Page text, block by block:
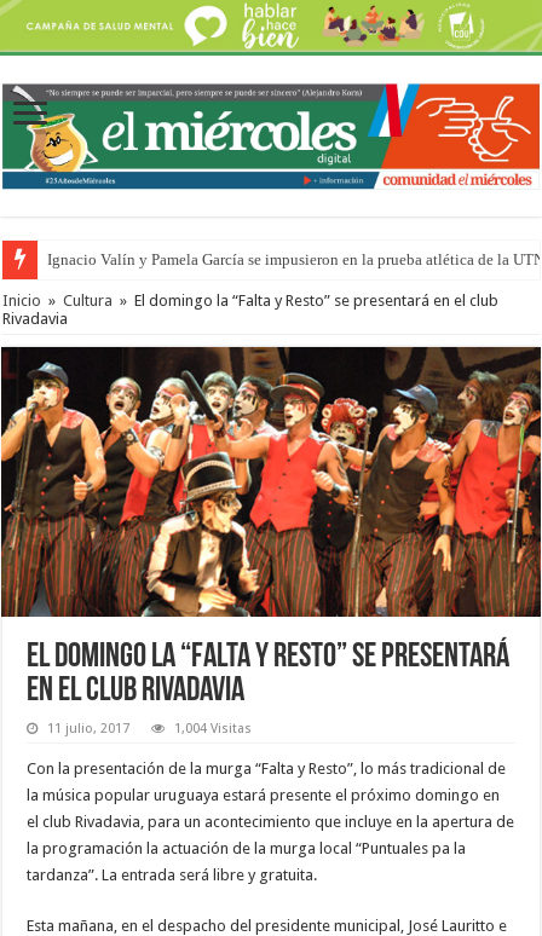
Ignacio Valín y Pamela García se impusieron en la prueba atlética de la
Inicio » Cultura » El domingo la “Falta y Resto” se presentará en el club
Rivadavia
El domingo la “Falta y Resto” se presentará
en el club Rivadavia
11 julio, 2017 1,004 Visitas
Con la presentación de la murga “Falta y Resto”, lo más tradicional de
la música popular uruguaya estará presente el próximo domingo en
el club Rivadavia, para un acontecimiento que incluye en la apertura de
la programación la actuación de la murga local “Puntuales pa la
tardanza”. La entrada será libre y gratuita.
Esta mañana, en el despacho del presidente municipal, José Lauritto e